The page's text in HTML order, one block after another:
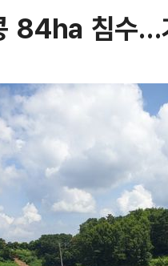
84ha 침수…